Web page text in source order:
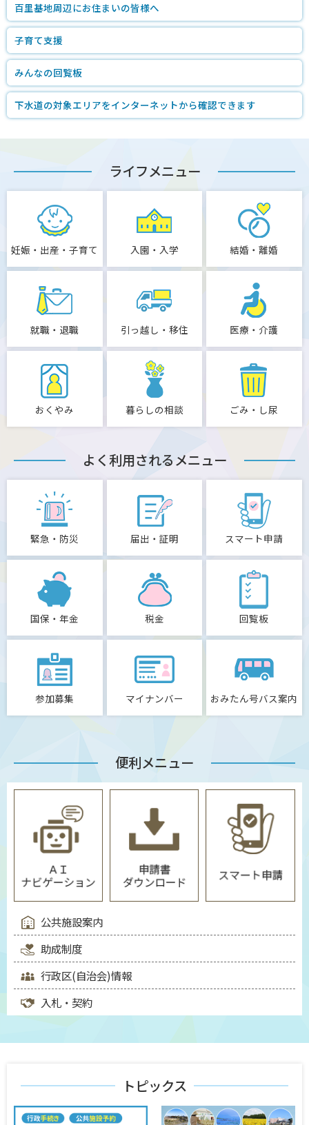
百里基地周辺にお住まいの皆様へ
子育て支援
みんなの回覧板
下水道の対象エリアをインターネットから確認できます
ライフメニュー
妊娠・出産・子育て 入園・入学 結婚・離婚
就職・退職 引っ越し・移住 医療・介護
おくやみ 暮らしの相談 ごみ・し尿
よく利用されるメニュー
緊急・防災 届出・証明 スマート申請
国保・年金 税金 回覧板
参加募集 マイナンバー おみたん号バス案内
便利メニュー
公共施設案内
助成制度
行政区(自治会)情報
入札・契約
トピックス